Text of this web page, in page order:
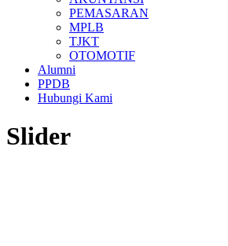
PEMASARAN
MPLB
TJKT
OTOMOTIF
Alumni
PPDB
Hubungi Kami
Slider